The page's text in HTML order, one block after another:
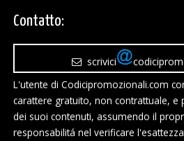
Contatto:
scrivici
L'utente di Codicipromozionali.com
carattere gratuito, non contrattuale,
dei suoi contenuti, assumendo il
responsabilitá nel verificare